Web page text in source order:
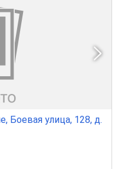
Боевая улица, 128, д.